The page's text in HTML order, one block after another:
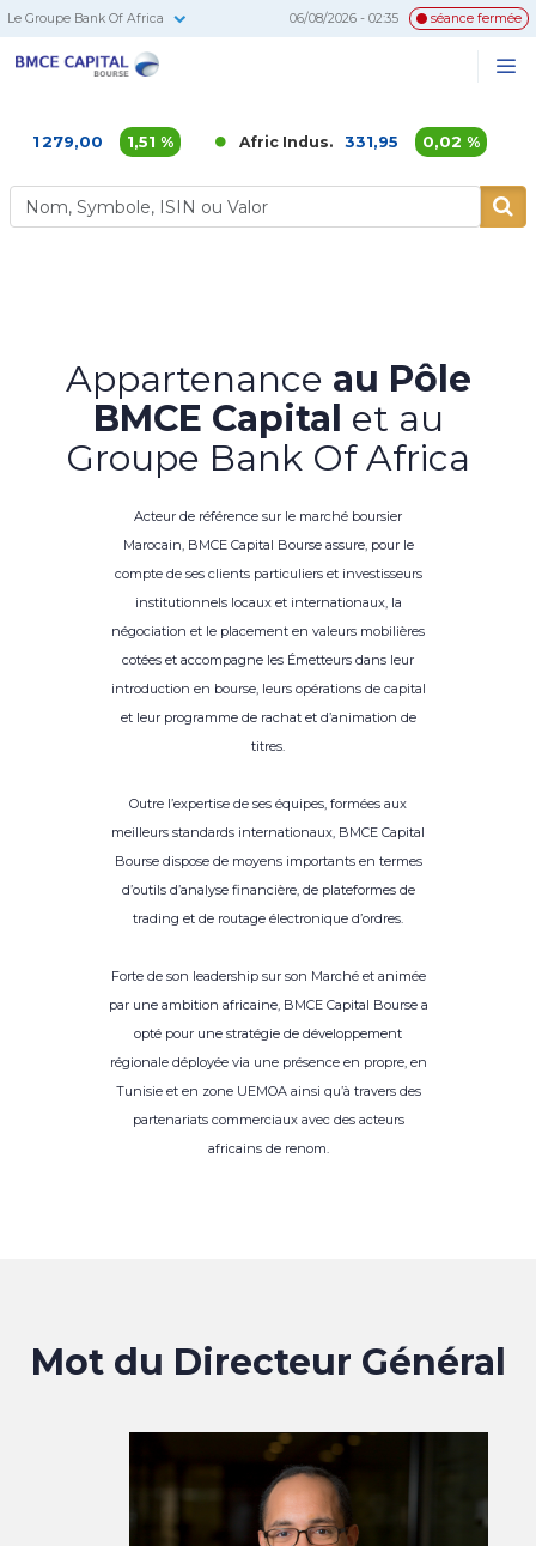
Le Groupe Bank Of Africa 06/08/2026 - 02:35 séance fermée
1,51 % Afric Indus. 331,95 0,02 %
Appartenance au Pôle
BMCE Capital et au
Groupe Bank Of Africa
Acteur de référence sur le marché boursier
Marocain, BMCE Capital Bourse assure, pour le
compte de ses clients particuliers et investisseurs
institutionnels locaux et internationaux, la
négociation et le placement en valeurs mobilières
cotées et accompagne les Émetteurs dans leur
introduction en bourse, leurs opérations de capital
et leur programme de rachat et d’animation de
titres.
Outre l’expertise de ses équipes, formées aux
meilleurs standards internationaux, BMCE Capital
Bourse dispose de moyens importants en termes
d’outils d’analyse financière, de plateformes de
trading et de routage électronique d’ordres.
Forte de son leadership sur son Marché et animée
par une ambition africaine, BMCE Capital Bourse a
opté pour une stratégie de développement
régionale déployée via une présence en propre, en
Tunisie et en zone UEMOA ainsi qu’à travers des
partenariats commerciaux avec des acteurs
africains de renom.
Mot du Directeur Général